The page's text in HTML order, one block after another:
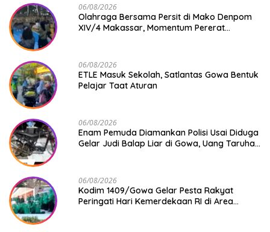
06/08/2026
Olahraga Bersama Persit di Mako Denpom
XIV/4 Makassar, Momentum Pererat
06/08/2026
ETLE Masuk Sekolah, Satlantas Gowa Bentuk
Pelajar Taat Aturan
06/08/2026
Enam Pemuda Diamankan Polisi Usai Diduga
Gelar Judi Balap Liar di Gowa, Uang Taruhan
06/08/2026
Kodim 1409/Gowa Gelar Pesta Rakyat
Peringati Hari Kemerdekaan RI di Area